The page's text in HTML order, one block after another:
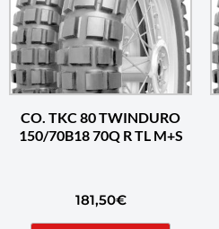
CO. TKC 80 TWINDURO
150/70B18 70Q R TL M+S
181,50€